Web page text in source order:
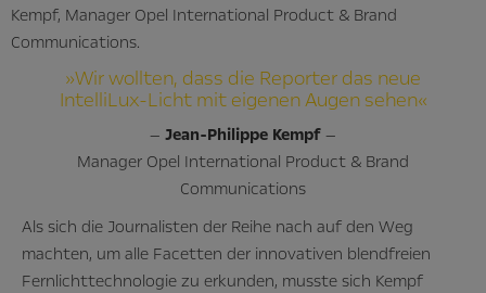
Kempf, Manager Opel International Product & Brand
Communications.
»Wir wollten, dass die Reporter das neue
IntelliLux-Licht mit eigenen Augen sehen«
— Jean-Philippe Kempf —
Manager Opel International Product & Brand
Communications
Als sich die Journalisten der Reihe nach auf den Weg
machten, um alle Facetten der innovativen blendfreien
Fernlichttechnologie zu erkunden, musste sich Kempf